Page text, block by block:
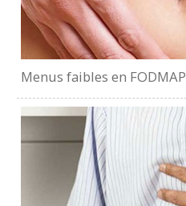
Menus faibles en FODMAP